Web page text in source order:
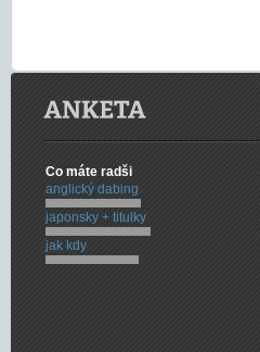
Co máte radši
anglický dabing
japonsky + titulky
jak kdy